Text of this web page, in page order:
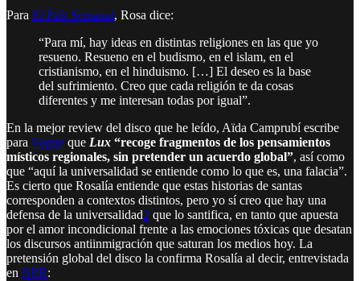
Para El País Semanal, Rosa dice:
“Para mí, hay ideas en distintas religiones en las que yo
resueno. Resueno en el budismo, en el islam, en el
cristianismo, en el hinduismo. […] El deseo es la base
del sufrimiento. Creo que cada religión te da cosas
diferentes y me interesan todas por igual”.
En la mejor review del disco que he leído, Aïda Camprubí escribe
para Vogue que Lux “recoge fragmentos de los pensamientos
místicos regionales, sin pretender un acuerdo global”, así como
que “aquí la universalidad se entiende como lo que es, una falacia”.
Es cierto que Rosalía entiende que estas historias de santas
corresponden a contextos distintos, pero yo sí creo que hay una
defensa de la universalidad2 que lo santifica, en tanto que apuesta
por el amor incondicional frente a las emociones tóxicas que desatan
los discursos antiinmigración que saturan los medios hoy. La
pretensión global del disco la confirma Rosalía al decir, entrevistada
en NPR: